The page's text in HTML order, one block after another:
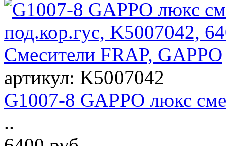
артикул: K5007042
G1007-8 GAPPO люкс
..